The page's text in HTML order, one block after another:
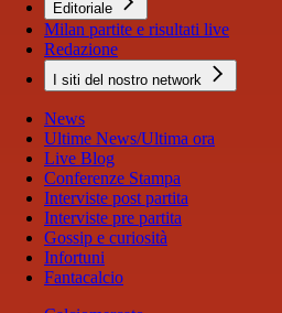
Editoriale
Milan partite e risultati live
Redazione
I siti del nostro network
News
Ultime News/Ultima ora
Live Blog
Conferenze Stampa
Interviste post partita
Interviste pre partita
Gossip e curiosità
Infortuni
Fantacalcio